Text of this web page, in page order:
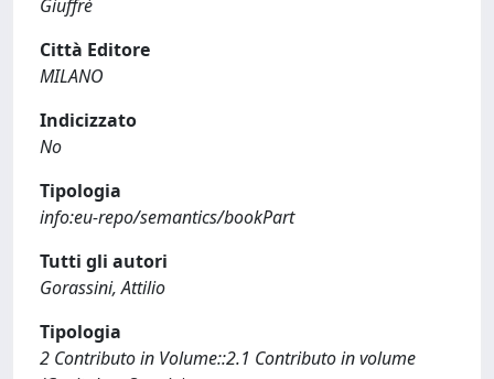
Giuffrè
Città Editore
MILANO
Indicizzato
No
Tipologia
info:eu-repo/semantics/bookPart
Tutti gli autori
Gorassini, Attilio
Tipologia
2 Contributo in Volume::2.1 Contributo in volume